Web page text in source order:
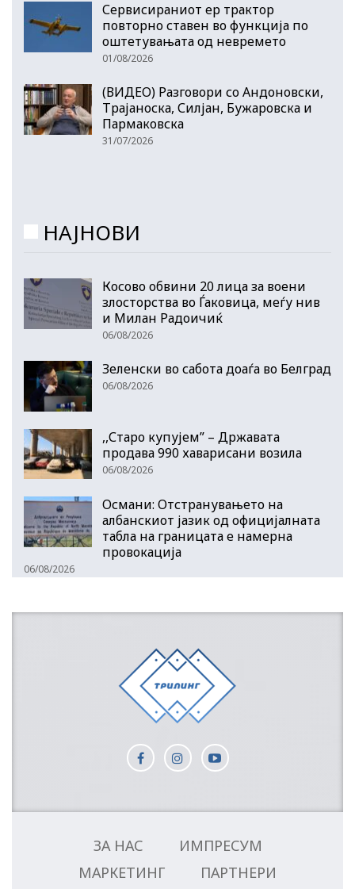
Сервисираниот ер трактор
повторно ставен во функција по
оштетувањата од невремето
01/08/2026
(ВИДЕО) Разговори со Андоновски,
Трајаноска, Силјан, Бужаровска и
Пармаковска
31/07/2026
НАЈНОВИ
Косово обвини 20 лица за воени
злосторства во Ѓаковица, меѓу нив
и Милан Радоичиќ
06/08/2026
Зеленски во сабота доаѓа во Белград
06/08/2026
,,Старо купујем” – Државата
продава 990 хаварисани возила
06/08/2026
Османи: Отстранувањето на
албанскиот јазик од официјалната
табла на границата е намерна
провокација
06/08/2026
ЗА НАС
ИМПРЕСУМ
МАРКЕТИНГ
ПАРТНЕРИ